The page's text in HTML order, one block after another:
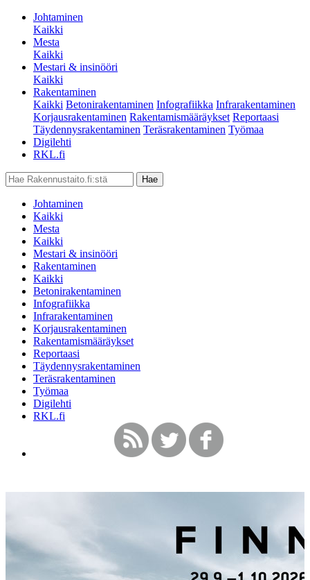
Johtaminen
Kaikki
Mesta
Kaikki
Mestari & insinööri
Kaikki
Rakentaminen
Kaikki Betonirakentaminen Infografiikka Infrarakentaminen
Korjausrakentaminen Rakentamismääräykset Reportaasi
Täydennysrakentaminen Teräsrakentaminen Työmaa
Digilehti
RKL.fi
Johtaminen
Kaikki
Mesta
Kaikki
Mestari & insinööri
Rakentaminen
Kaikki
Betonirakentaminen
Infografiikka
Infrarakentaminen
Korjausrakentaminen
Rakentamismääräykset
Reportaasi
Täydennysrakentaminen
Teräsrakentaminen
Työmaa
Digilehti
RKL.fi